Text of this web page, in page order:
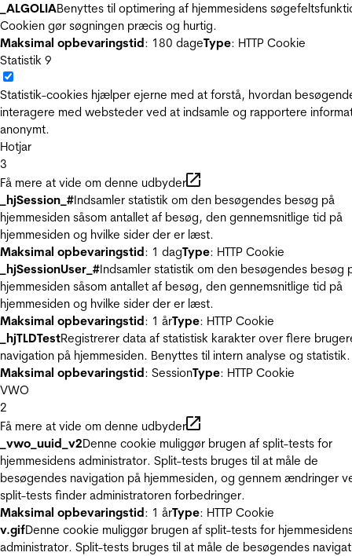
_ALGOLIABenyttes til optimering af hjemmesidens
Cookien gør søgningen præcis og hurtig.
Maksimal opbevaringstid: 180 dageType: HTTP Cookie
Statistik 9
Statistik-cookies hjælper ejerne med at forstå, hvordan
interagere med websteder ved at indsamle og rapportere
anonymt.
Hotjar
3
Få mere at vide om denne udbyder
_hjSession_#Indsamler statistik om den besøgendes besøg på
hjemmesiden såsom antallet af besøg, den gennemsnitlige tid på
hjemmesiden og hvilke sider der er læst.
Maksimal opbevaringstid: 1 dagType: HTTP Cookie
_hjSessionUser_#Indsamler statistik om den besøgendes besøg
hjemmesiden såsom antallet af besøg, den gennemsnitlige tid på
hjemmesiden og hvilke sider der er læst.
Maksimal opbevaringstid: 1 årType: HTTP Cookie
_hjTLDTestRegistrerer data af statistisk karakter over flere
navigation på hjemmesiden. Benyttes til intern analyse og statistik.
Maksimal opbevaringstid: SessionType: HTTP Cookie
VWO
2
Få mere at vide om denne udbyder
_vwo_uuid_v2Denne cookie muliggør brugen af split-tests for
hjemmesidens administrator. Split-tests bruges til at måle de
besøgendes navigation på hjemmesiden, og gennem ændringer
split-tests finder administratoren forbedringer.
Maksimal opbevaringstid: 1 årType: HTTP Cookie
v.gifDenne cookie muliggør brugen af split-tests for
administrator. Split-tests bruges til at måle de besøgendes